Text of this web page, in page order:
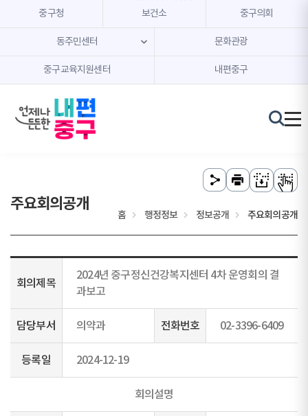
본문 내용 바로가기
주메뉴 바로가기
중구청 보건소 중구의회
동주민센터 문화관광
중구교육지원센터 내편중구
주요회의공개
홈 행정정보 정보공개 주요회의공개
회의제목
2024년 중구정신건강복지센터 4차 운영회의 결
과보고
담당부서 의약과 전화번호 02-3396-6409
등록일 2024-12-19
회의설명